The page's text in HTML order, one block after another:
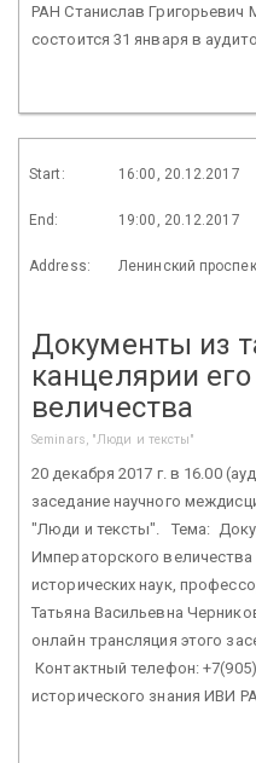
РАН Станислав
состоится 31 января в
Start: 16:00, 20.12.2017
End: 19:00, 20.12.2017
Address: Ленинский
Документы из
канцелярии
величества
Seminars, "Люди и тексты"
20 декабря 2017 г. в 16.00
заседание научного
"Люди и тексты". Тема:
Императорского
исторических наук,
Татьяна Васильевна
онлайн трансляция этого
Контактный телефон:
исторического знания ИВИ